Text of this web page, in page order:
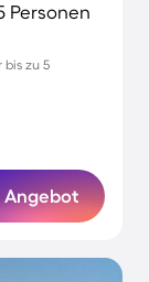
Personen
bis zu 5
Angebot